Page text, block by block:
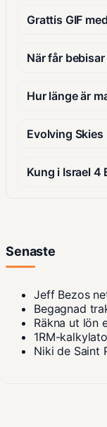
Grattis GIF
När får
Hur länge är
Evolving
Kung i Israel 4
Senaste
Jeff Bezos
Begagnad
Räkna ut lön
1RM-
Niki de Saint